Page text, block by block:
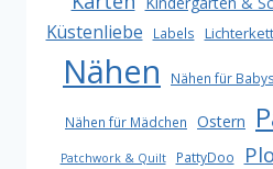
Küstenliebe
Labels
Nähen Nähen für Babys
Nähen für Mädchen Ostern
Patchwork & Quilt PattyDoo